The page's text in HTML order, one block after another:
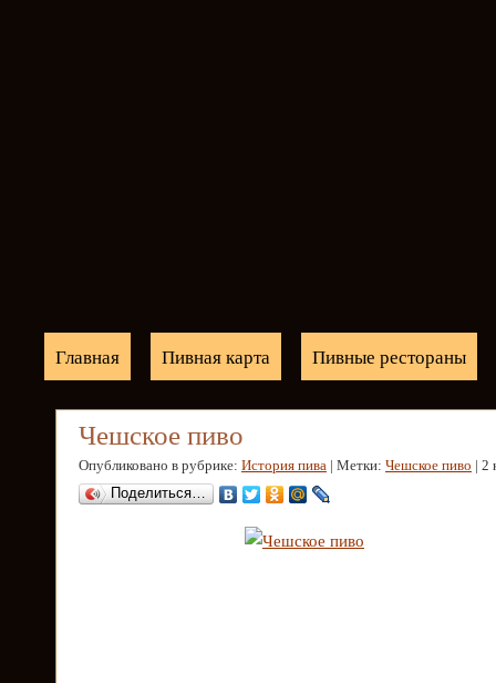
Главная Пивная карта Пивные рестораны
Чешское пиво
Опубликовано в рубрике: История пива | Метки: Чешское пиво | 2
Поделиться…